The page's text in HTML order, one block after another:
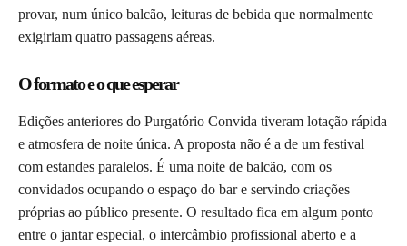
provar, num único balcão, leituras de bebida que normalmente
exigiriam quatro passagens aéreas.
O formato e o que esperar
Edições anteriores do Purgatório Convida tiveram lotação rápida
e atmosfera de noite única. A proposta não é a de um festival
com estandes paralelos. É uma noite de balcão, com os
convidados ocupando o espaço do bar e servindo criações
próprias ao público presente. O resultado fica em algum ponto
entre o jantar especial, o intercâmbio profissional aberto e a